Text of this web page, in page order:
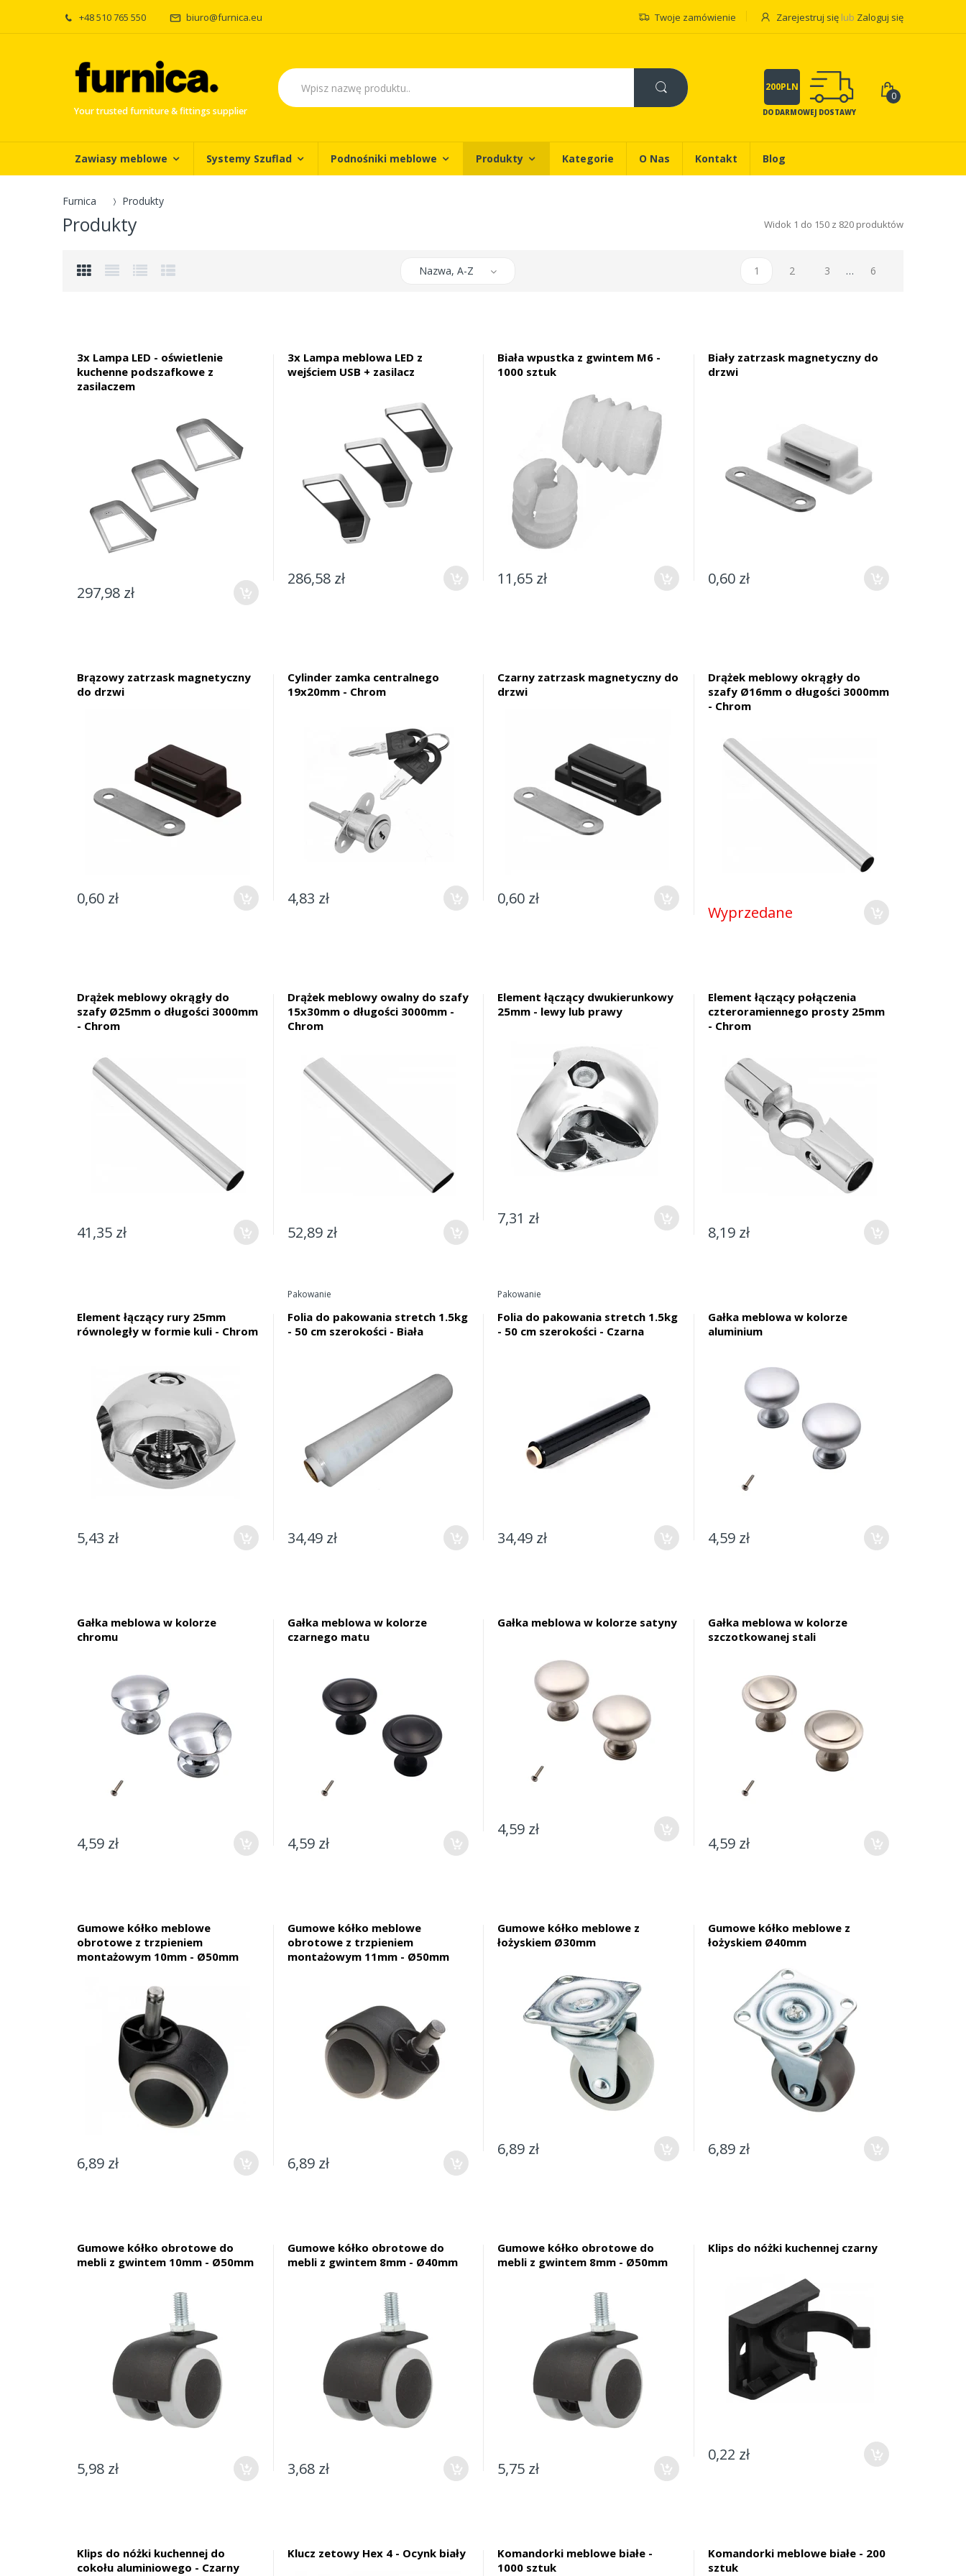
+48 510 765 550 biuro@furnica.eu Twoje zamówienie Zarejestruj się lub Zaloguj się
Your trusted furniture & fittings supplier
200PLN
DO DARMOWEJ DOSTAWY
0
Zawiasy meblowe Systemy Szuflad Podnośniki meblowe Produkty Kategorie O Nas Kontakt Blog
Furnica Produkty
Produkty Widok 1 do 150 z 820 produktów
Nazwa, A-Z 1 2 3 … 6
3x Lampa LED - oświetlenie
kuchenne podszafkowe z
zasilaczem
297,98 zł
3x Lampa meblowa LED z
wejściem USB + zasilacz
286,58 zł
Biała wpustka z gwintem M6 -
1000 sztuk
11,65 zł
Biały zatrzask magnetyczny do
drzwi
0,60 zł
Brązowy zatrzask magnetyczny
do drzwi
0,60 zł
Cylinder zamka centralnego
19x20mm - Chrom
4,83 zł
Czarny zatrzask magnetyczny do
drzwi
0,60 zł
Drążek meblowy okrągły do
szafy Ø16mm o długości 3000mm
- Chrom
Wyprzedane
Drążek meblowy okrągły do
szafy Ø25mm o długości 3000mm
- Chrom
41,35 zł
Drążek meblowy owalny do szafy
15x30mm o długości 3000mm -
Chrom
52,89 zł
Element łączący dwukierunkowy
25mm - lewy lub prawy
7,31 zł
Element łączący połączenia
czteroramiennego prosty 25mm
- Chrom
8,19 zł
Element łączący rury 25mm
równoległy w formie kuli - Chrom
5,43 zł
Pakowanie
Folia do pakowania stretch 1.5kg
- 50 cm szerokości - Biała
34,49 zł
Pakowanie
Folia do pakowania stretch 1.5kg
- 50 cm szerokości - Czarna
34,49 zł
Gałka meblowa w kolorze
aluminium
4,59 zł
Gałka meblowa w kolorze
chromu
4,59 zł
Gałka meblowa w kolorze
czarnego matu
4,59 zł
Gałka meblowa w kolorze satyny
4,59 zł
Gałka meblowa w kolorze
szczotkowanej stali
4,59 zł
Gumowe kółko meblowe
obrotowe z trzpieniem
montażowym 10mm - Ø50mm
6,89 zł
Gumowe kółko meblowe
obrotowe z trzpieniem
montażowym 11mm - Ø50mm
6,89 zł
Gumowe kółko meblowe z
łożyskiem Ø30mm
6,89 zł
Gumowe kółko meblowe z
łożyskiem Ø40mm
6,89 zł
Gumowe kółko obrotowe do
mebli z gwintem 10mm - Ø50mm
5,98 zł
Gumowe kółko obrotowe do
mebli z gwintem 8mm - Ø40mm
3,68 zł
Gumowe kółko obrotowe do
mebli z gwintem 8mm - Ø50mm
5,75 zł
Klips do nóżki kuchennej czarny
0,22 zł
Klips do nóżki kuchennej do
cokołu aluminiowego - Czarny
Klucz zetowy Hex 4 - Ocynk biały
Komandorki meblowe białe -
1000 sztuk
Komandorki meblowe białe - 200
sztuk